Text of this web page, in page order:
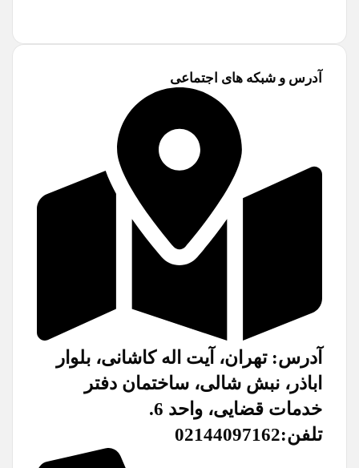
آدرس و شبکه های اجتماعی
آدرس: تهران، آیت اله کاشانی، بلوار
اباذر، نبش شالی، ساختمان دفتر
خدمات قضایی، واحد 6.
تلفن:02144097162